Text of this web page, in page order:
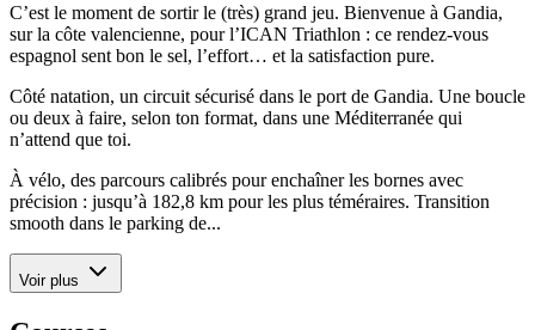
C’est le moment de sortir le (très) grand jeu. Bienvenue à Gandia,
sur la côte valencienne, pour l’ICAN Triathlon : ce rendez-vous
espagnol sent bon le sel, l’effort… et la satisfaction pure.
Côté natation, un circuit sécurisé dans le port de Gandia. Une boucle
ou deux à faire, selon ton format, dans une Méditerranée qui
n’attend que toi.
À vélo, des parcours calibrés pour enchaîner les bornes avec
précision : jusqu’à 182,8 km pour les plus téméraires. Transition
smooth dans le parking de...
Voir plus